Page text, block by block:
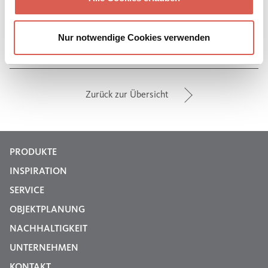
Nur notwendige Cookies verwenden
JETZT BESTELLEN
Zurück zur Übersicht
PRODUKTE
INSPIRATION
SERVICE
OBJEKTPLANUNG
NACHHALTIGKEIT
UNTERNEHMEN